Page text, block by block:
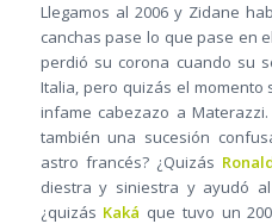
Llegamos al 2006 y Zidane
canchas pase lo que pase en
perdió su corona cuando su
Italia, pero quizás el
infame cabezazo a
también una sucesión
astro francés? ¿Quizás
diestra y siniestra y ayudó
¿quizás Kaká que tuvo un